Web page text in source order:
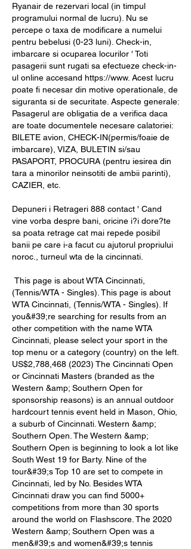
Ryanair de rezervari local (in timpul
programului normal de lucru). Nu se
percepe o taxa de modificare a numelui
pentru bebelusi (0-23 luni). Check-in,
imbarcare si ocuparea locurilor ' Toti
pasagerii sunt rugati sa efectueze check-in-
ul online accesand https://www. Acest lucru
poate fi necesar din motive operationale, de
siguranta si de securitate. Aspecte generale:
Pasagerul are obligatia de a verifica daca
are toate documentele necesare calatoriei:
BILETE avion, CHECK-IN(permis/foaie de
imbarcare), VIZA, BULETIN si/sau
PASAPORT, PROCURA (pentru iesirea din
tara a minorilor neinsotiti de ambii parinti),
CAZIER, etc.
Depuneri i Retrageri 888 contact ' Cand
vine vorba despre bani, oricine i?i dore?te
sa poata retrage cat mai repede posibil
banii pe care i-a facut cu ajutorul propriului
noroc., turneul wta de la cincinnati.
(Tennis/WTA - Singles). This page is about
WTA Cincinnati, (Tennis/WTA - Singles). If
you&#39;re searching for results from an
other competition with the name WTA
Cincinnati, please select your sport in the
top menu or a category (country) on the left.
US$2,788,468 (2023) The Cincinnati Open
or Cincinnati Masters (branded as the
Western &amp; Southern Open for
sponsorship reasons) is an annual outdoor
hardcourt tennis event held in Mason, Ohio,
a suburb of Cincinnati. Western &amp;
Southern Open. The Western &amp;
Southern Open is beginning to look a lot like
South West 19 for Barty. Nine of the
tour&#39;s Top 10 are set to compete in
Cincinnati, led by No. Besides WTA
Cincinnati draw you can find 5000+
competitions from more than 30 sports
around the world on Flashscore. The 2020
Western &amp; Southern Open was a
men&#39;s and women&#39;s tennis